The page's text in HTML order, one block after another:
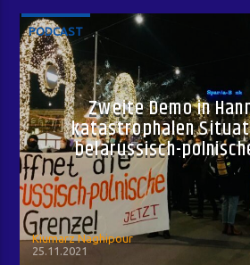
PODCAST
Zweite Demo in
katastrophalen
belarussisch-
Kiumarz Naghipour
25.11.2021